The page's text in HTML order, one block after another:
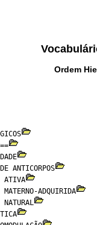
Ordem
ANTICORPOS
ATIVA
ADQUIRIDA